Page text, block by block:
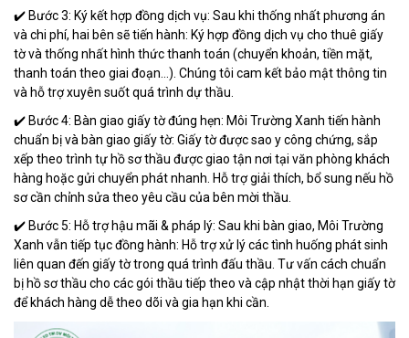
✔️ Bước 3: Ký kết hợp đồng dịch vụ: Sau khi thống nhất phương án
và chi phí, hai bên sẽ tiến hành: Ký hợp đồng dịch vụ cho thuê giấy
tờ và thống nhất hình thức thanh toán (chuyển khoản, tiền mặt,
thanh toán theo giai đoạn…). Chúng tôi cam kết bảo mật thông tin
và hỗ trợ xuyên suốt quá trình dự thầu.
✔️ Bước 4: Bàn giao giấy tờ đúng hẹn: Môi Trường Xanh tiến hành
chuẩn bị và bàn giao giấy tờ: Giấy tờ được sao y công chứng, sắp
xếp theo trình tự hồ sơ thầu được giao tận nơi tại văn phòng khách
hàng hoặc gửi chuyển phát nhanh. Hỗ trợ giải thích, bổ sung nếu hồ
sơ cần chỉnh sửa theo yêu cầu của bên mời thầu.
✔️ Bước 5: Hỗ trợ hậu mãi & pháp lý: Sau khi bàn giao, Môi Trường
Xanh vẫn tiếp tục đồng hành: Hỗ trợ xử lý các tình huống phát sinh
liên quan đến giấy tờ trong quá trình đấu thầu. Tư vấn cách chuẩn
bị hồ sơ thầu cho các gói thầu tiếp theo và cập nhật thời hạn giấy tờ
để khách hàng dễ theo dõi và gia hạn khi cần.